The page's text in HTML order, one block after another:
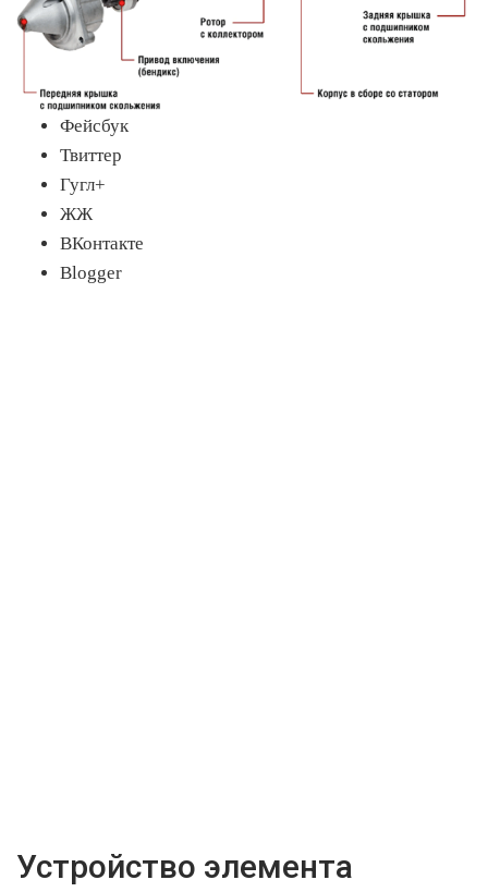
Фейсбук
Твиттер
Гугл+
ЖЖ
ВКонтакте
Blogger
Устройство элемента